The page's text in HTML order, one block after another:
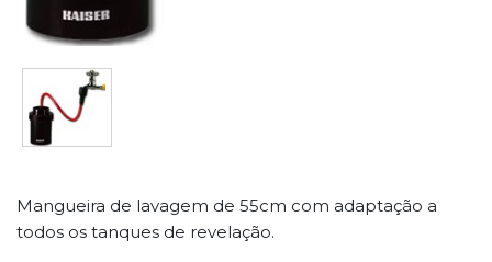
Mangueira de lavagem de 55cm com adaptação a
todos os tanques de revelação.